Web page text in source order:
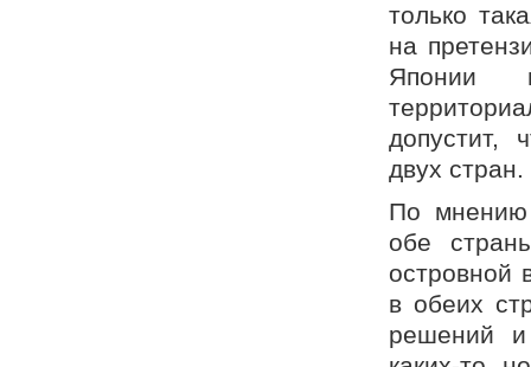
только
на
Японии
допустит,
двух стран.
По мнению
обе
островной
в обеих
решений и